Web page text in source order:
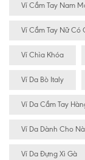
Ví Cầm Tay Nam
Ví Cầm Tay Nữ Có
Ví Chìa Khóa
Ví Da Bò Italy
Ví Da Cầm Tay
Ví Da Dành Cho
Ví Da Đựng Xì Gà